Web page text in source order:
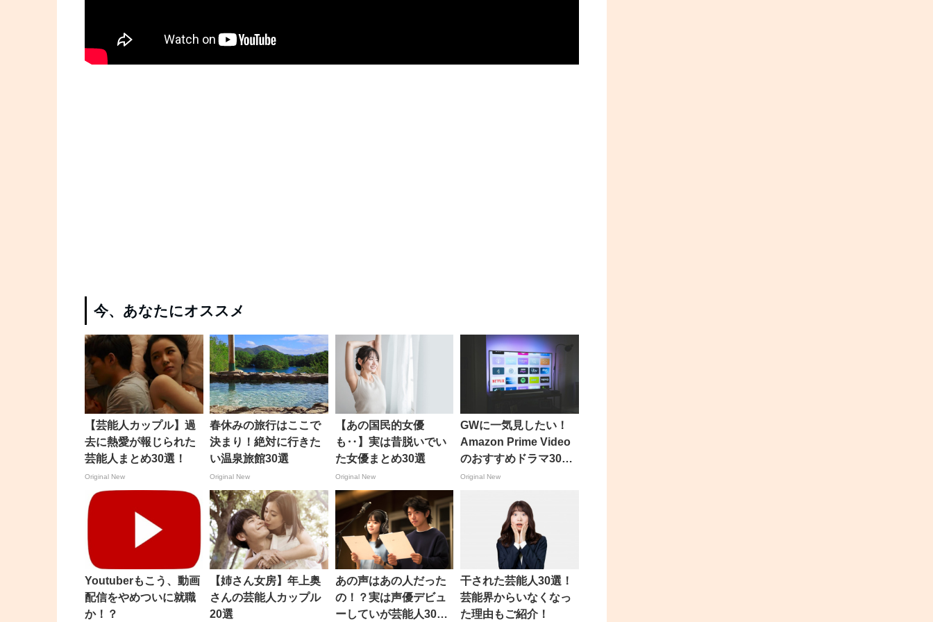
今、あなたにオススメ
【芸能人カップル】過
去に熱愛が報じられた
芸能人まとめ30選！
Original New
春休みの旅行はここで
決まり！絶対に行きた
い温泉旅館30選
Original New
【あの国民的女優
も‥】実は昔脱いでい
た女優まとめ30選
Original New
GWに一気見したい！
Amazon Prime Video
のおすすめドラマ30
選！
Original New
Youtuberもこう、動画
配信をやめついに就職
か！？
【姉さん女房】年上奥
さんの芸能人カップル
20選
あの声はあの人だった
の！？実は声優デビュ
ーしていが芸能人30
干された芸能人30選！
芸能界からいなくなっ
た理由もご紹介！